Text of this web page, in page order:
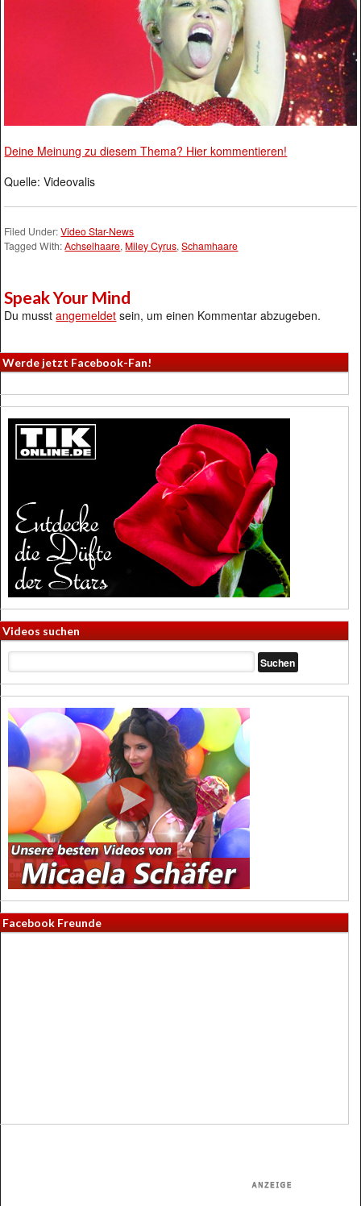
Deine Meinung zu diesem Thema? Hier kommentieren!
Quelle: Videovalis
Filed Under:Video Star-News
Tagged With:Achselhaare, Miley Cyrus,Schamhaare
Speak Your Mind
Du musstangemeldet sein, um einen Kommentar abzugeben.
Werde jetzt Facebook-Fan!
Videos suchen
Facebook Freunde